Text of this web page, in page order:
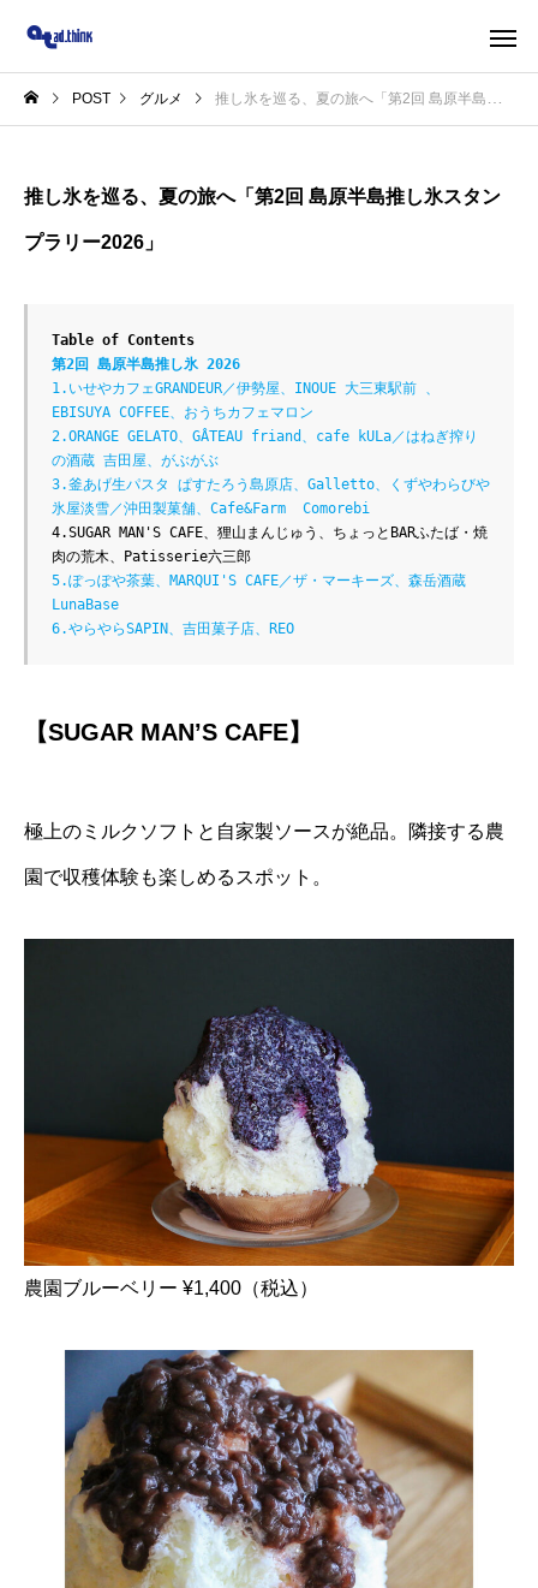
POST グルメ 推し氷を巡る、夏の旅へ「第2回 島原半島推し氷スタンプラリー2026」
推し氷を巡る、夏の旅へ「第2回 島原半島推し氷スタン
プラリー2026」
Table of Contents
第2回 島原半島推し氷 2026
1.いせやカフェGRANDEUR／伊勢屋、INOUE 大三東駅前 、
EBISUYA COFFEE、おうちカフェマロン
2.ORANGE GELATO、GÂTEAU friand、cafe kULa／はねぎ搾り
の酒蔵 吉田屋、がぶがぶ
3.釜あげ生パスタ ぱすたろう島原店、Galletto、くずやわらびや
氷屋淡雪／沖田製菓舗、Cafe&Farm  Comorebi
4.SUGAR MAN'S CAFE、狸山まんじゅう、ちょっとBARふたば・焼
肉の荒木、Patisserie六三郎
5.ぽっぽや茶葉、MARQUI'S CAFE／ザ・マーキーズ、森岳酒蔵
LunaBase
6.やらやらSAPIN、吉田菓子店、REO
【SUGAR MAN’S CAFE】
極上のミルクソフトと自家製ソースが絶品。隣接する農
園で収穫体験も楽しめるスポット。
農園ブルーベリー ¥1,400（税込）